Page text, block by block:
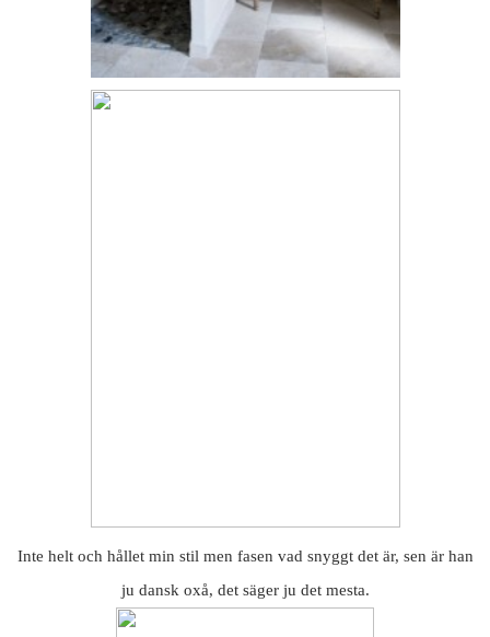
Inte helt och hållet min stil men fasen vad snyggt det är, sen är han
ju dansk oxå, det säger ju det mesta.